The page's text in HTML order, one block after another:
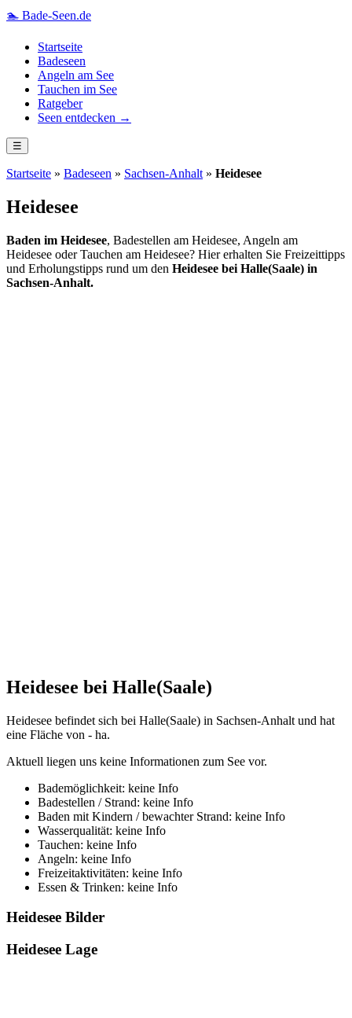
🏊 Bade-Seen.de
Startseite
Badeseen
Angeln am See
Tauchen im See
Ratgeber
Seen entdecken →
☰
Startseite » Badeseen » Sachsen-Anhalt » Heidesee
Heidesee
Baden im Heidesee, Badestellen am Heidesee, Angeln am
Heidesee oder Tauchen am Heidesee? Hier erhalten Sie Freizeittipps
und Erholungstipps rund um den Heidesee bei Halle(Saale) in
Sachsen-Anhalt.
Heidesee bei Halle(Saale)
Heidesee befindet sich bei Halle(Saale) in Sachsen-Anhalt und hat
eine Fläche von - ha.
Aktuell liegen uns keine Informationen zum See vor.
Bademöglichkeit: keine Info
Badestellen / Strand: keine Info
Baden mit Kindern / bewachter Strand: keine Info
Wasserqualität: keine Info
Tauchen: keine Info
Angeln: keine Info
Freizeitaktivitäten: keine Info
Essen & Trinken: keine Info
Heidesee Bilder
Heidesee Lage